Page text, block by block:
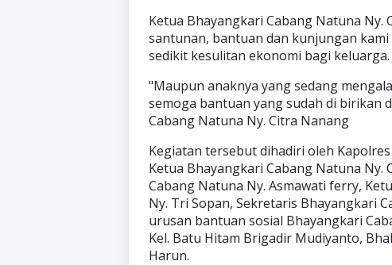
Ketua Bhayangkari Cabang Natuna
santunan, bantuan dan kunjungan
sedikit kesulitan ekonomi bagi keluarga.
"Maupun anaknya yang sedang
semoga bantuan yang sudah di birikan
Cabang Natuna Ny. Citra Nanang
Kegiatan tersebut dihadiri oleh
Ketua Bhayangkari Cabang Natuna
Cabang Natuna Ny. Asmawati ferry,
Ny. Tri Sopan, Sekretaris Bhayangkari
urusan bantuan sosial Bhayangkari
Kel. Batu Hitam Brigadir Mudiyanto,
Harun.